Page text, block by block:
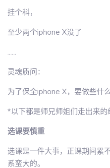
挂个科，
至少两个iphone X没了
......
灵魂质问：
为了保全iphone X，要做些什么
*以下都是师兄师姐们走出来的
选课要慎重
选课是一件大事，正课期间累
系蛮大的。